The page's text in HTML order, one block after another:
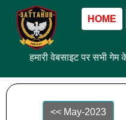
HOME
हमारी वेबसाइट पर सभी
<< May-2023